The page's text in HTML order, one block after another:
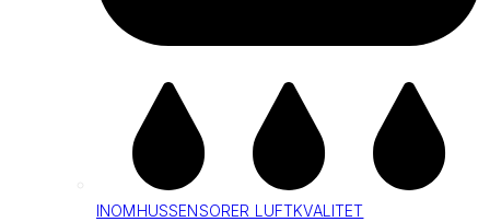
INOMHUSSENSORER LUFTKVALITET